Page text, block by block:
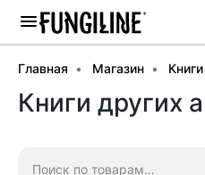
Главная Магазин Книги
Книги других